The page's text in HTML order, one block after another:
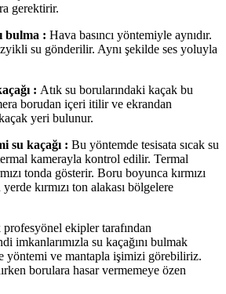
gerektirir.
bulma : Hava basıncı yöntemiyle aynıdır.
su gönderilir. Aynı şekilde ses yoluyla
: Atık su borularındaki kaçak bu
borudan içeri itilir ve ekrandan
yeri bulunur.
su kaçağı : Bu yöntemde tesisata sıcak su
kamerayla kontrol edilir. Termal
tonda gösterir. Boru boyunca kırmızı
kırmızı ton alakası bölgelere
ekipler tarafından
imkanlarımızla su kaçağını bulmak
yöntemi ve mantapla işimizi görebiliriz.
borulara hasar vermemeye özen